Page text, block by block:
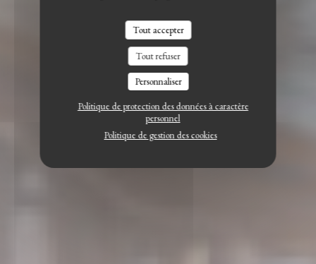
Tout accepter
Tout refuser
Personnaliser
Politique de protection des données à caractère
personnel
Politique de gestion des cookies